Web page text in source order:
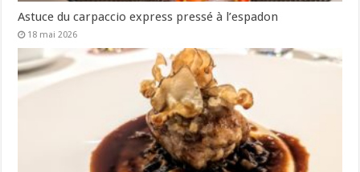
Astuce du carpaccio express pressé à l’espadon
18 mai 2026